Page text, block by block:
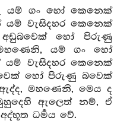
යම් ගං හෝ කෙනෙක්
යම් වැසිදහර කෙනෙක්
අඩුබවෙක් හෝ පිරුණු
යම් ගං හෝ
වැසිදහර කෙනෙක්
හෝ පිරුණු බවෙක්
මහණෙනි, මෙය ද
ඇලෙත් නම්, ඒ
ධර්‍මය වේ.